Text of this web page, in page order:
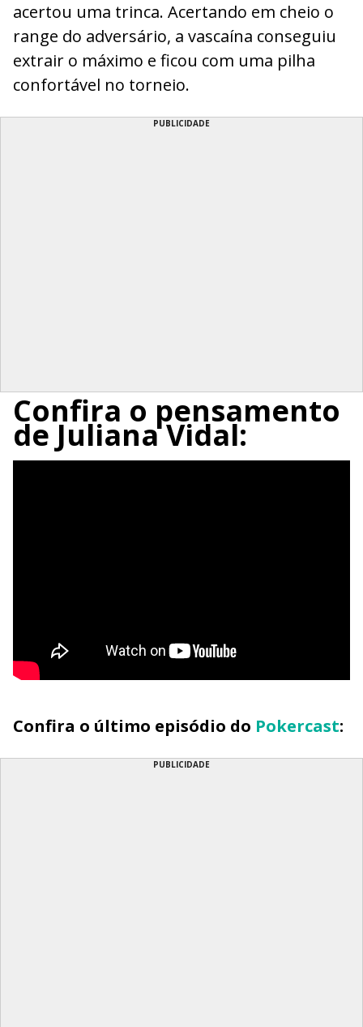
acertou uma trinca. Acertando em cheio o
range do adversário, a vascaína conseguiu
extrair o máximo e ficou com uma pilha
confortável no torneio.
PUBLICIDADE
Confira o pensamento
de Juliana Vidal:
Confira o último episódio do Pokercast:
PUBLICIDADE